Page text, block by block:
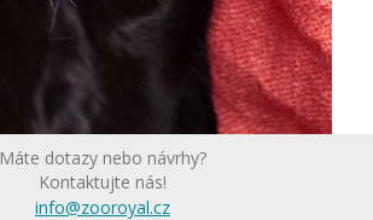
Máte dotazy nebo návrhy?
Kontaktujte nás!
info@zooroyal.cz